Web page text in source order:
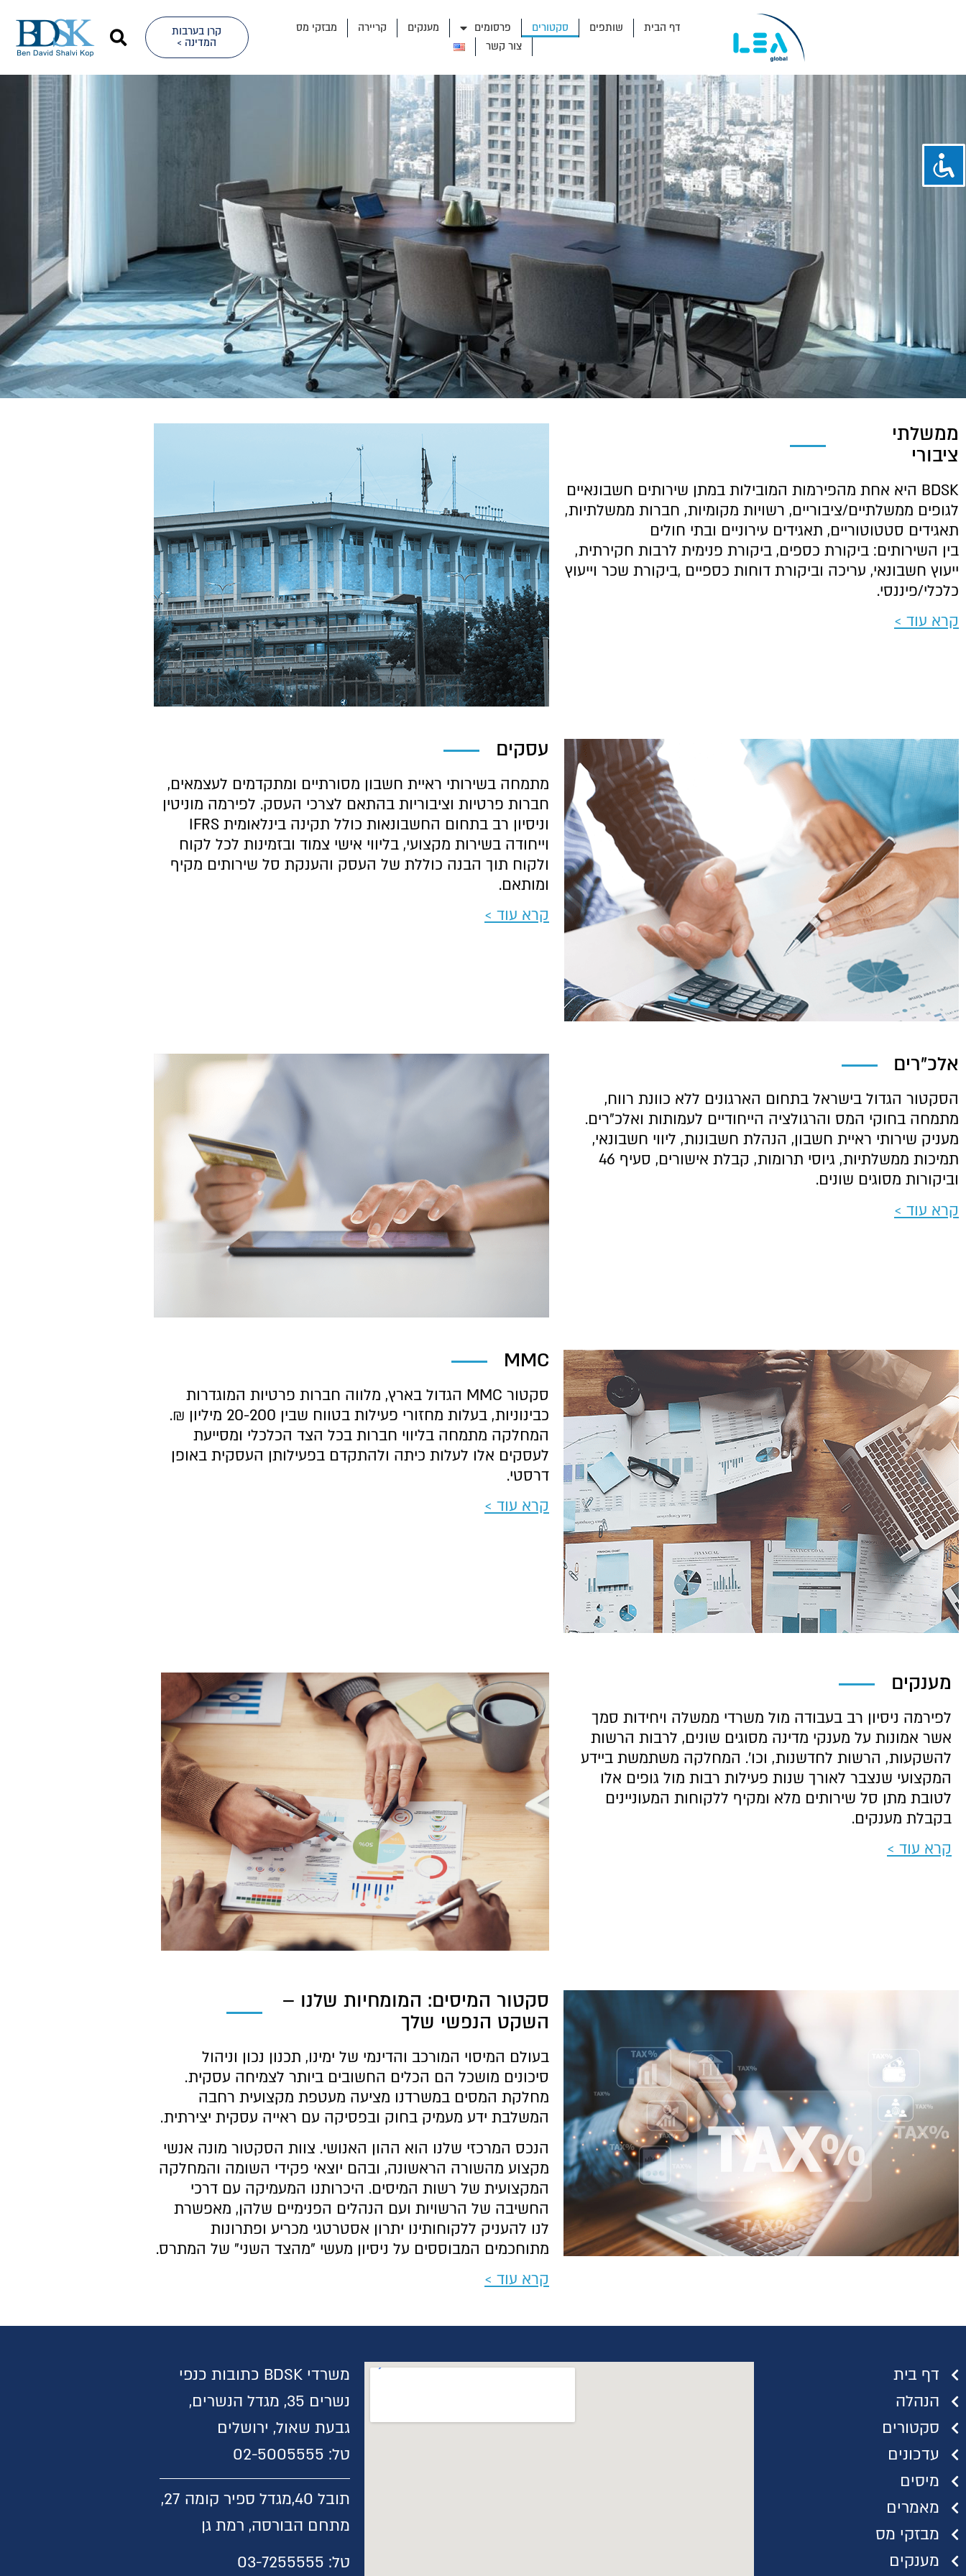
דף הבית שותפים סקטורים פרסומים מענקים קריירה
מבזקי מס
צור קשר
קרן בערבות
המדינה >
ממשלתי
ציבורי
BDSK היא אחת מהפירמות המובילות במתן שירותים חשבונאיים
לגופים ממשלתיים/ציבוריים, רשויות מקומיות, חברות ממשלתיות,
תאגידים סטטוטוריים, תאגידים עירוניים ובתי חולים
בין השירותים: ביקורת כספים, ביקורת פנימית לרבות חקירתית,
ייעוץ חשבונאי, עריכה וביקורת דוחות כספיים ,ביקורת שכר וייעוץ
כלכלי/פיננסי.
קרא עוד >
עסקים
מתמחה בשירותי ראיית חשבון מסורתיים ומתקדמים לעצמאים,
חברות פרטיות וציבוריות בהתאם לצרכי העסק. לפירמה מוניטין
וניסיון רב בתחום החשבונאות כולל תקינה בינלאומית IFRS
וייחודה בשירות מקצועי, בליווי אישי צמוד ובזמינות לכל לקוח
ולקוח תוך הבנה כוללת של העסק והענקת סל שירותים מקיף
ומותאם.
קרא עוד >
אלכ"רים
הסקטור הגדול בישראל בתחום הארגונים ללא כוונת רווח,
מתמחה בחוקי המס והרגולציה הייחודיים לעמותות ואלכ"רים.
מעניק שירותי ראיית חשבון, הנהלת חשבונות, ליווי חשבונאי,
תמיכות ממשלתיות, גיוסי תרומות, קבלת אישורים, סעיף 46
וביקורות מסוגים שונים.
קרא עוד >
MMC
סקטור MMC הגדול בארץ, מלווה חברות פרטיות המוגדרות
כבינוניות, בעלות מחזורי פעילות בטווח שבין 20-200 מיליון ₪.
המחלקה מתמחה בליווי חברות בכל הצד הכלכלי ומסייעת
לעסקים אלו לעלות כיתה ולהתקדם בפעילותן העסקית באופן
דרסטי.
קרא עוד >
מענקים
לפירמה ניסיון רב בעבודה מול משרדי ממשלה ויחידות סמך
אשר אמונות על מענקי מדינה מסוגים שונים, לרבות הרשות
להשקעות, הרשות לחדשנות, וכו'. המחלקה משתמשת ביידע
המקצועי שנצבר לאורך שנות פעילות רבות מול גופים אלו
לטובת מתן סל שירותים מלא ומקיף ללקוחות המעוניינים
בקבלת מענקים.
קרא עוד >
סקטור המיסים: המומחיות שלנו –
השקט הנפשי שלך
בעולם המיסוי המורכב והדינמי של ימינו, תכנון נכון וניהול
סיכונים מושכל הם הכלים החשובים ביותר לצמיחה עסקית.
מחלקת המסים במשרדנו מציעה מעטפת מקצועית רחבה
המשלבת ידע מעמיק בחוק ובפסיקה עם ראייה עסקית יצירתית.
הנכס המרכזי שלנו הוא ההון האנושי. צוות הסקטור מונה אנשי
מקצוע מהשורה הראשונה, ובהם יוצאי פקידי השומה והמחלקה
המקצועית של רשות המיסים. היכרותנו המעמיקה עם דרכי
החשיבה של הרשויות ועם הנהלים הפנימיים שלהן, מאפשרת
לנו להעניק ללקוחותינו יתרון אסטרטגי מכריע ופתרונות
מתוחכמים המבוססים על ניסיון מעשי "מהצד השני" של המתרס.
קרא עוד >
דף בית
הנהלה
סקטורים
עדכונים
מיסים
מאמרים
מבזקי מס
מענקים
משרדי BDSK כתובות כנפי
נשרים 35, מגדל הנשרים,
גבעת שאול, ירושלים
טל: 02-5005555
תובל 40,
מגדל ספיר קומה 27,
מתחם הבורסה, רמת גן
טל: 03-7255555